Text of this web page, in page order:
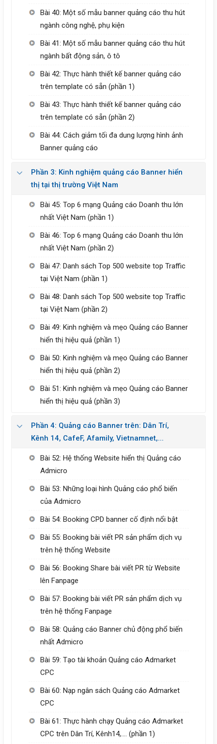
Bài 40: Một số mẫu banner quảng cáo thu hút
ngành công nghệ, phụ kiện
Bài 41: Một số mẫu banner quảng cáo thu hút
ngành bất động sản, ô tô
Bài 42: Thực hành thiết kế banner quảng cáo
trên template có sẵn (phần 1)
Bài 43: Thực hành thiết kế banner quảng cáo
trên template có sẵn (phần 2)
Bài 44: Cách giảm tối đa dung lượng hình ảnh
Banner quảng cáo
Phần 3: Kinh nghiệm quảng cáo Banner hiển
thị tại thị trường Việt Nam
Bài 45: Top 6 mạng Quảng cáo Doanh thu lớn
nhất Việt Nam (phần 1)
Bài 46: Top 6 mạng Quảng cáo Doanh thu lớn
nhất Việt Nam (phần 2)
Bài 47: Danh sách Top 500 website top Traffic
tại Việt Nam (phần 1)
Bài 48: Danh sách Top 500 website top Traffic
tại Việt Nam (phần 2)
Bài 49: Kinh nghiệm và mẹo Quảng cáo Banner
hiển thị hiệu quả (phần 1)
Bài 50: Kinh nghiệm và mẹo Quảng cáo Banner
hiển thị hiệu quả (phần 2)
Bài 51: Kinh nghiệm và mẹo Quảng cáo Banner
hiển thị hiệu quả (phần 3)
Phần 4: Quảng cáo Banner trên: Dân Trí,
Kênh 14, CafeF, Afamily, Vietnamnet,...
Bài 52: Hệ thống Website hiển thị Quảng cáo
Admicro
Bài 53: Những loại hình Quảng cáo phổ biến
của Admicro
Bài 54: Booking CPD banner cố định nổi bật
Bài 55: Booking bài viết PR sản phẩm dịch vụ
trên hệ thống Website
Bài 56: Booking Share bài viết PR từ Website
lên Fanpage
Bài 57: Booking bài viết PR sản phẩm dịch vụ
trên hệ thống Fanpage
Bài 58: Quảng cáo Banner chủ động phổ biến
nhất Admicro
Bài 59: Tạo tài khoản Quảng cáo Admarket
CPC
Bài 60: Nạp ngân sách Quảng cáo Admarket
CPC
Bài 61: Thực hành chạy Quảng cáo Admarket
CPC trên Dân Trí, Kênh14,…. (phần 1)